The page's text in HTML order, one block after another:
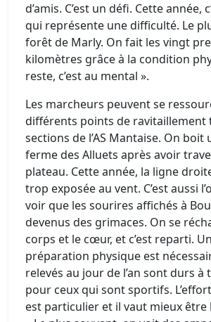
d’amis. C’est un défi. Cette année,
qui représente une difficulté. Le
forêt de Marly. On fait les vingt
kilomètres grâce à la condition
reste, c’est au mental ».
Les marcheurs peuvent se
différents points de ravitaillement
sections de l’AS Mantaise. On boit
ferme des Alluets après avoir
plateau. Cette année, la ligne
trop exposée au vent. C’est aussi
voir que les sourires affichés à
devenus des grimaces. On se
corps et le cœur, et c’est reparti.
préparation physique est
relevés au jour de l’an sont durs à
pour ceux qui sont sportifs.
est particulier et il vaut mieux être